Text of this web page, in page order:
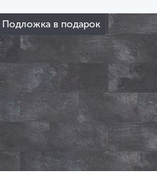
Подложка в подарок